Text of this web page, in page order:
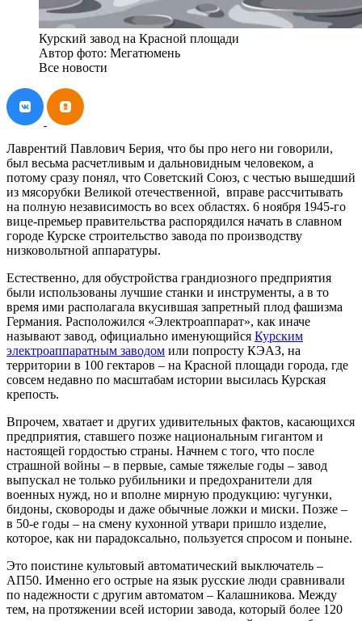
Курский завод на Красной площади
Автор фото: Мегатюмень
Все новости
Лаврентий Павлович Берия, что бы про него ни говорили,
был весьма расчетливым и дальновидным человеком, а
потому сразу понял, что Советский Союз, с честью вышедший
из мясорубки Великой отечественной, вправе рассчитывать
на полную независимость во всех областях. 6 ноября 1945-го
вице-премьер правительства распорядился начать в славном
городе Курске строительство завода по производству
низковольтной аппаратуры.
Естественно, для обустройства грандиозного предприятия
были использованы лучшие станки и инструменты, а в то
время ими располагала вкусившая запретный плод фашизма
Германия. Расположился «Электроаппарат», как иначе
называют завод, официально именующийся Курским
электроаппаратным заводом или попросту КЭАЗ, на
территории в 100 гектаров – на Красной площади города, где
совсем недавно по масштабам истории высилась Курская
крепость.
Впрочем, хватает и других удивительных фактов, касающихся
предприятия, ставшего позже национальным гигантом и
настоящей гордостью страны. Начнем с того, что после
страшной войны – в первые, самые тяжелые годы – завод
выпускал не только рубильники и предохранители для
военных нужд, но и вполне мирную продукцию: чугунки,
бидоны, сковороды и даже обычные ложки и миски. Позже –
в 50-е годы – на смену кухонной утвари пришло изделие,
которое, как ни парадоксально, пользуется спросом и поныне.
Это поистине культовый автоматический выключатель –
АП50. Именно его острые на язык русские люди сравнивали
по надежности с другим автоматом – Калашникова. Между
тем, на протяжении всей истории завода, который более 120